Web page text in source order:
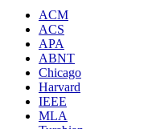
ACM
ACS
APA
ABNT
Chicago
Harvard
IEEE
MLA